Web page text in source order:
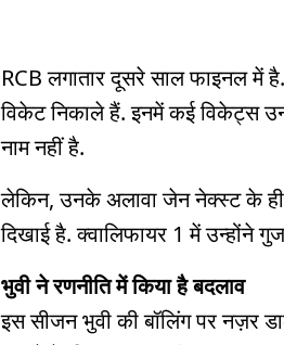
RCB लगातार दूसरे साल फाइनल में
विकेट निकाले हैं. इनमें कई विकेट्स
नाम नहीं है.
लेकिन, उनके अलावा जेन नेक्स्ट के
दिखाई है. क्वालिफायर 1 में उन्होंने
भुवी ने रणनीति में किया है बदलाव
इस सीजन भुवी की बॉलिंग पर नज़र